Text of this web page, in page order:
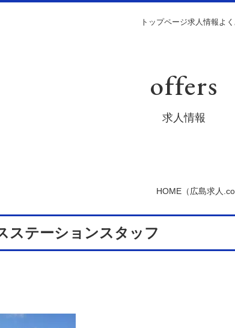
トップページ求人情報よ
offers
求人情報
HOME （広島求人
ステーションスタッフ